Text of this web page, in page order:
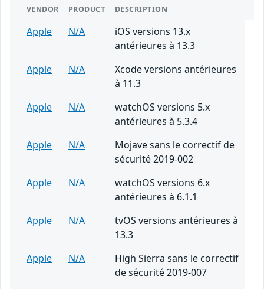
VENDOR PRODUCT DESCRIPTION
Apple N/A
iOS versions 13.x
antérieures à 13.3
Apple
N/A
Xcode versions antérieures
à 11.3
Apple
N/A
watchOS versions 5.x
antérieures à 5.3.4
Apple
N/A
Mojave sans le correctif de
sécurité 2019-002
Apple
N/A
watchOS versions 6.x
antérieures à 6.1.1
Apple
N/A
tvOS versions antérieures à
13.3
Apple
N/A
High Sierra sans le correctif
de sécurité 2019-007